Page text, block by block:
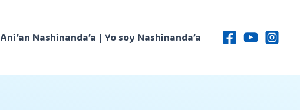
Ani’an Nashinanda’a | Yo soy Nashinanda’a